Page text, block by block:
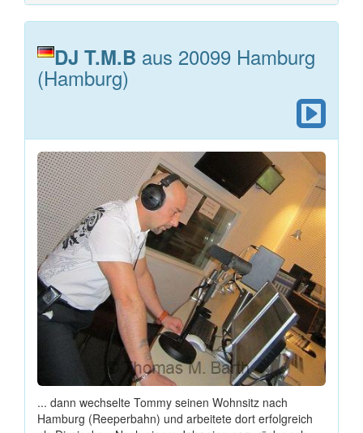
DJ T.M.B aus 20099 Hamburg
(Hamburg)
... dann wechselte Tommy seinen Wohnsitz nach
Hamburg (Reeperbahn) und arbeitete dort erfolgreich